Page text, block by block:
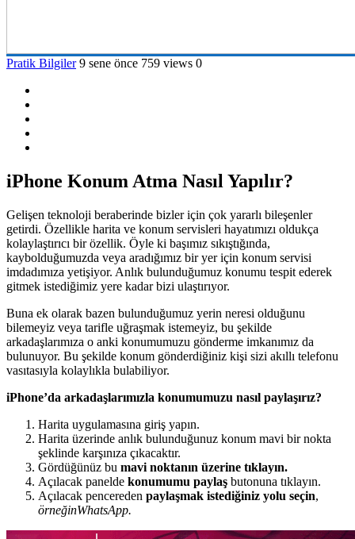
Pratik Bilgiler 9 sene önce 759 views 0
iPhone Konum Atma Nasıl Yapılır?
Gelişen teknoloji beraberinde bizler için çok yararlı bileşenler
getirdi. Özellikle harita ve konum servisleri hayatımızı oldukça
kolaylaştırıcı bir özellik. Öyle ki başımız sıkıştığında,
kaybolduğumuzda veya aradığımız bir yer için konum servisi
imdadımıza yetişiyor. Anlık bulunduğumuz konumu tespit ederek
gitmek istediğimiz yere kadar bizi ulaştırıyor.
Buna ek olarak bazen bulunduğumuz yerin neresi olduğunu
bilemeyiz veya tarifle uğraşmak istemeyiz, bu şekilde
arkadaşlarımıza o anki konumumuzu gönderme imkanımız da
bulunuyor. Bu şekilde konum gönderdiğiniz kişi sizi akıllı telefonu
vasıtasıyla kolaylıkla bulabiliyor.
iPhone’da arkadaşlarımızla konumumuzu nasıl paylaşırız?
Harita uygulamasına giriş yapın.
Harita üzerinde anlık bulunduğunuz konum mavi bir nokta
şeklinde karşınıza çıkacaktır.
Gördüğünüz bu mavi noktanın üzerine tıklayın.
Açılacak panelde konumumu paylaş butonuna tıklayın.
Açılacak pencereden paylaşmak istediğiniz yolu seçin,
örneğinWhatsApp.